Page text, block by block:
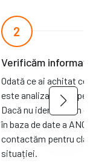
2
Verificăm
Odată ce ai achitat
este analizată de
Dacă nu identificăm
în baza de date a
contactăm pentru
situației.